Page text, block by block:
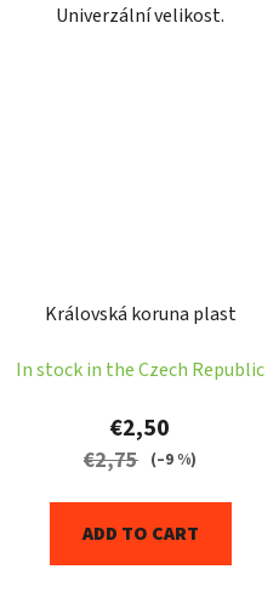
Univerzální velikost.
Královská koruna plast
In stock in the Czech Republic
€2,50
€2,75 (–9 %)
ADD TO CART